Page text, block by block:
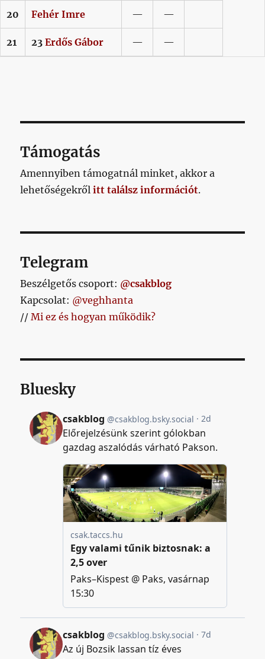
20 Fehér Imre — —
21 23 Erdős Gábor — —
Támogatás
Amennyiben támogatnál minket, akkor a
lehetőségekrőlitt találsz információt.
Telegram
Beszélgetős csoport: @csakblog
Kapcsolat: @veghhanta
//Mi ez és hogyan működik?
Bluesky